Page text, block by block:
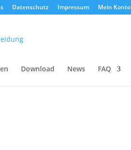
Datenschutz Impressum Mein Konto
Download News FAQ